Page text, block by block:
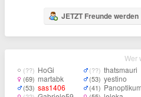
JETZT Freunde werden
(??) HoGi
(69) martabk
(53) sas1406
(??) thatsmauri
(53) yestino
(41) Panoptikum
Wer